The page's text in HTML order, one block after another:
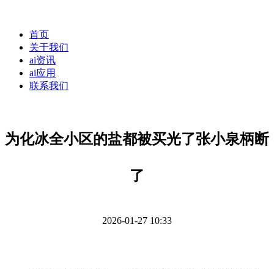
首页
关于我们
ai资讯
ai应用
联系我们
为化冰全小区的盐都被买光了张小泉柄断
了
2026-01-27 10:33